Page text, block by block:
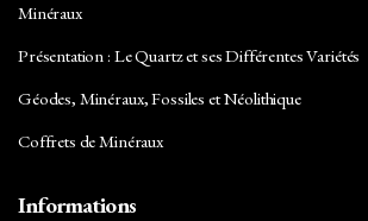
Minéraux
Présentation : Le Quartz et ses Différentes Variétés
Géodes, Minéraux, Fossiles et Néolithique
Coffrets de Minéraux
Informations